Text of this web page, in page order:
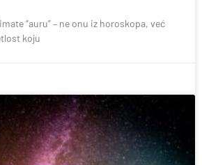
“auru” – ne onu iz horoskopa, već
koju